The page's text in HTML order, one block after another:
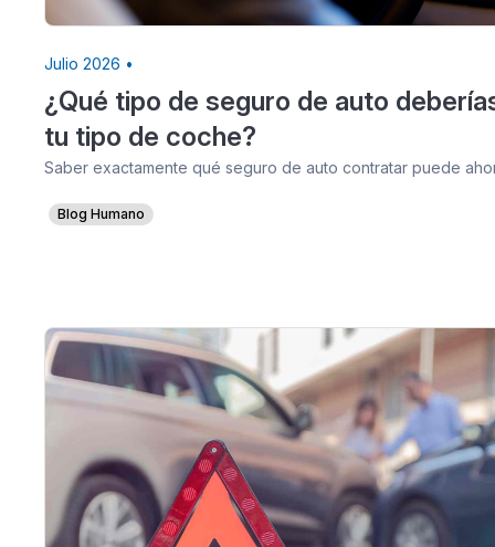
Julio 2026 •
¿Qué tipo de seguro de auto
tu tipo de coche?
Saber exactamente qué seguro de auto contratar puede
Blog Humano